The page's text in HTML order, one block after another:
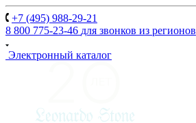
+7 (495) 988-29-21
8 800 775-23-46 для звонков из регионов
Электронный каталог